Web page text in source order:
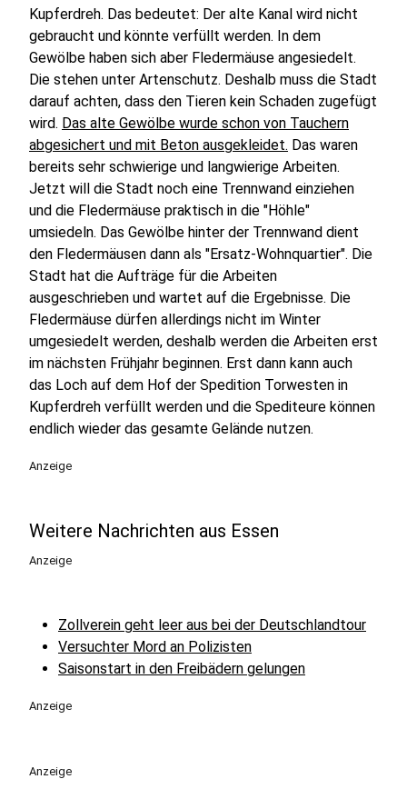
Kupferdreh. Das bedeutet: Der alte Kanal wird nicht
gebraucht und könnte verfüllt werden. In dem
Gewölbe haben sich aber Fledermäuse angesiedelt.
Die stehen unter Artenschutz. Deshalb muss die Stadt
darauf achten, dass den Tieren kein Schaden zugefügt
wird. Das alte Gewölbe wurde schon von Tauchern
abgesichert und mit Beton ausgekleidet. Das waren
bereits sehr schwierige und langwierige Arbeiten.
Jetzt will die Stadt noch eine Trennwand einziehen
und die Fledermäuse praktisch in die "Höhle"
umsiedeln. Das Gewölbe hinter der Trennwand dient
den Fledermäusen dann als "Ersatz-Wohnquartier". Die
Stadt hat die Aufträge für die Arbeiten
ausgeschrieben und wartet auf die Ergebnisse. Die
Fledermäuse dürfen allerdings nicht im Winter
umgesiedelt werden, deshalb werden die Arbeiten erst
im nächsten Frühjahr beginnen. Erst dann kann auch
das Loch auf dem Hof der Spedition Torwesten in
Kupferdreh verfüllt werden und die Spediteure können
endlich wieder das gesamte Gelände nutzen.
Anzeige
Weitere Nachrichten aus Essen
Anzeige
Zollverein geht leer aus bei der Deutschlandtour
Versuchter Mord an Polizisten
Saisonstart in den Freibädern gelungen
Anzeige
Anzeige